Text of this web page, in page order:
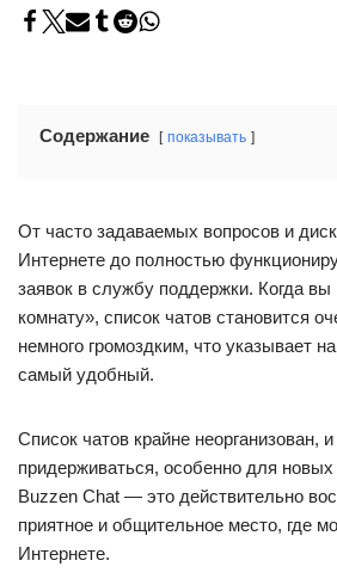
Содержание показывать
От часто задаваемых вопросов и
Интернете до полностью
заявок в службу поддержки. Когда
комнату», список чатов становится
немного громоздким, что указывает
самый удобный.
Список чатов крайне неорганизован,
придерживаться, особенно для
Buzzen Chat — это действительно
приятное и общительное место, где
Интернете.